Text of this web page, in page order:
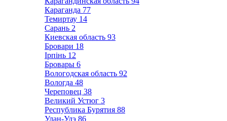
Караганда 77
Темиртау 14
Сарань 2
Киевская область 93
Бровари 18
Ірпінь 12
Бровары 6
Вологодская область 92
Вологда 48
Череповец 38
Великий Устюг 3
Республика Бурятия 88
Улан-Удэ 86